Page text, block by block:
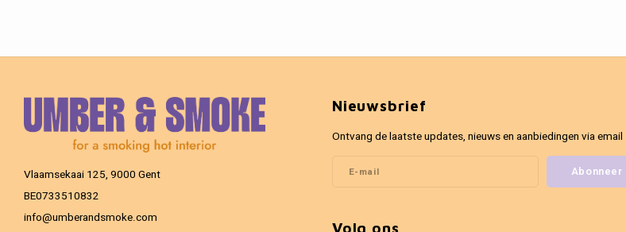
Vlaamsekaai 125, 9000 Gent
BE0733510832
info@umberandsmoke.com
Nieuwsbrief
Ontvang de laatste updates, nieuws en aanbiedingen via email
Abonneer
Volg ons